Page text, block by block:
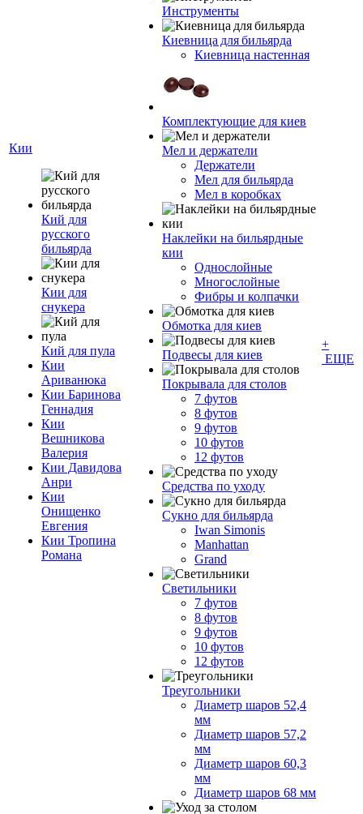
Кии
Кий для
русского
бильярда
Кии для
снукера
Кий для пула
Кии
Ариванюка
Кии Баринова
Геннадия
Кии
Вешникова
Валерия
Кии Давидова
Анри
Кии
Онищенко
Евгения
Кии Тропина
Романа
Инструменты
Киевница для бильярда
Киевница настенная
Комплектующие для киев
Мел и держатели
Держатели
Мел для бильярда
Мел в коробках
Наклейки на бильярдные
кии
Однослойные
Многослойные
Фибры и колпачки
Обмотка для киев
Подвесы для киев
Покрывала для столов
7 футов
8 футов
9 футов
10 футов
12 футов
Средства по уходу
Сукно для бильярда
Iwan Simonis
Manhattan
Grand
Светильники
7 футов
8 футов
9 футов
10 футов
12 футов
Треугольники
Диаметр шаров 52,4
мм
Диаметр шаров 57,2
мм
Диаметр шаров 60,3
мм
Диаметр шаров 68 мм
+
ЕЩЕ